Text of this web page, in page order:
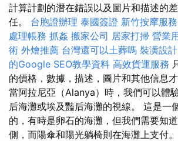
計算計劃的潛在錯誤以及圖片和描述的
任。 台胞證辦理 泰國簽證 新竹按摩服務
處理帳務 抓姦 搬家公司 居家打掃 營業
術 外燴推薦 台灣還可以土葬嗎 裝潢設計
的Google SEO教學資料 高效貨運服務
的價格，數據，描述，圖片和其他信息才
當阿拉尼亞（Alanya）時，我們可以體
后海灘或埃及豔后海灘的視線。 這是一
的，有時是卵石的海灘，但我們需要知
側，而陽傘和陽光躺椅則在海灘上支付